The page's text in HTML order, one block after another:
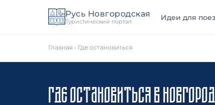
Русь Новгородская
Туристический портал
Идеи для
Главная › Где остановиться
ГДЕ ОСТАНОВИТЬСЯ В